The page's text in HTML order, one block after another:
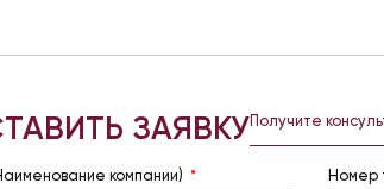
ЗАЯВКУПолучите
компании) Номер